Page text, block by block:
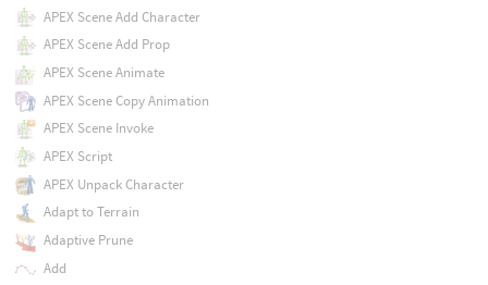
APEX Scene Add Character
APEX Scene Add Prop
APEX Scene Animate
APEX Scene Copy Animation
APEX Scene Invoke
APEX Script
APEX Unpack Character
Adapt to Terrain
Adaptive Prune
Add